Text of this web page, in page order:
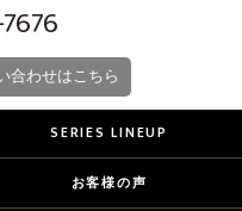
合わせはこちら
SERIES LINEUP
お客様の声